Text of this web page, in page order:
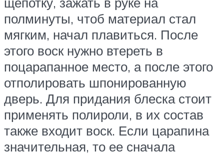
полминуты, чтоб материал стал
мягким, начал плавиться. После
этого воск нужно втереть в
поцарапанное место, а после этого
отполировать шпонированную
дверь. Для придания блеска стоит
применять полироли, в их состав
также входит воск. Если царапина
значительная, то ее сначала